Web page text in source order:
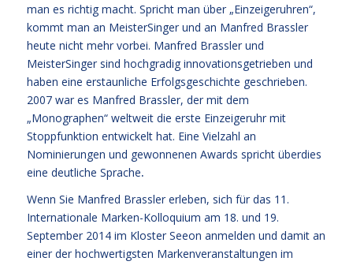
man es richtig macht. Spricht man über „Einzeigeruhren“,
kommt man an MeisterSinger und an Manfred Brassler
heute nicht mehr vorbei. Manfred Brassler und
MeisterSinger sind hochgradig innovationsgetrieben und
haben eine erstaunliche Erfolgsgeschichte geschrieben.
2007 war es Manfred Brassler, der mit dem
„Monographen“ weltweit die erste Einzeigeruhr mit
Stoppfunktion entwickelt hat. Eine Vielzahl an
Nominierungen und gewonnenen Awards spricht überdies
eine deutliche Sprache.
Wenn Sie Manfred Brassler erleben, sich für das 11.
Internationale Marken-Kolloquium am 18. und 19.
September 2014 im Kloster Seeon anmelden und damit an
einer der hochwertigsten Markenveranstaltungen im